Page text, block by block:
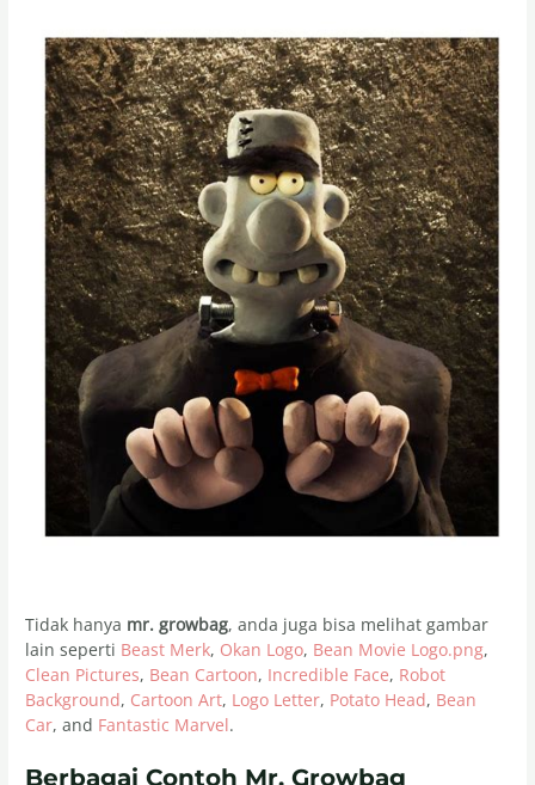
Tidak hanya mr. growbag, anda juga bisa melihat gambar
lain seperti Beast Merk, Okan Logo, Bean Movie Logo.png,
Clean Pictures, Bean Cartoon, Incredible Face, Robot
Background, Cartoon Art, Logo Letter, Potato Head, Bean
Car, and Fantastic Marvel.
Berbagai Contoh Mr. Growbag